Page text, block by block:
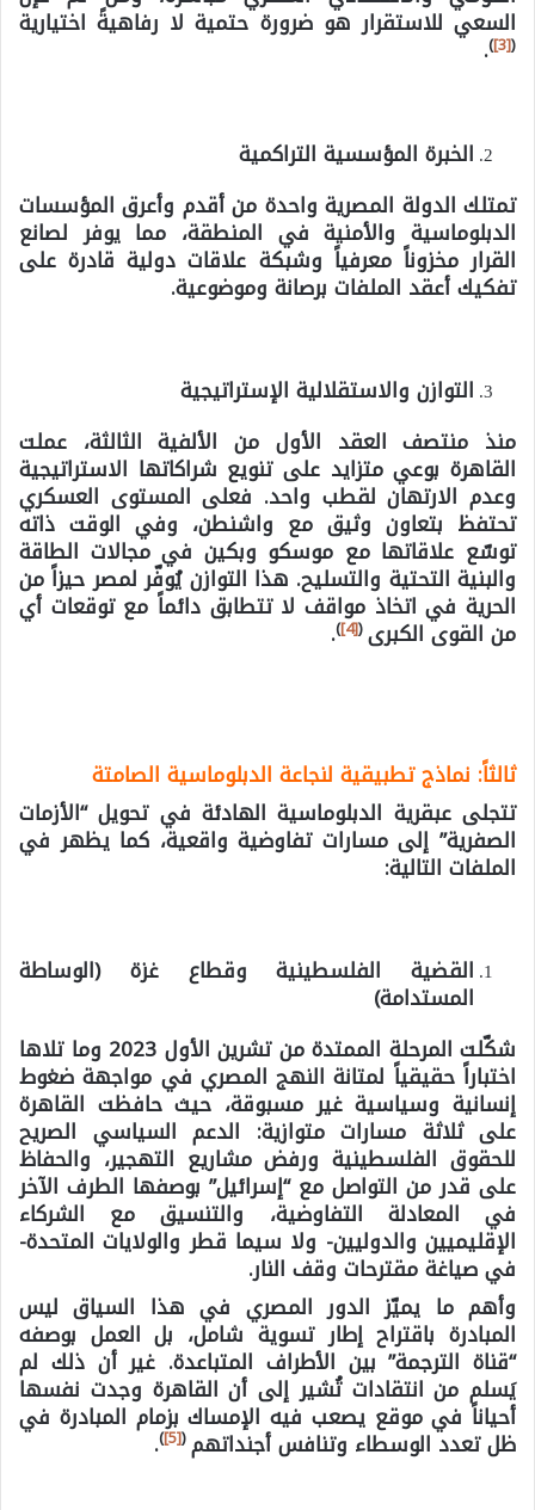
السعي للاستقرار هو ضرورة حتمية لا رفاهيةً اختيارية
(
[3]
)
.
الخبرة المؤسسية التراكمية
تمتلك الدولة المصرية واحدة من أقدم وأعرق المؤسسات
الدبلوماسية والأمنية في المنطقة، مما يوفر لصانع
القرار مخزوناً معرفياً وشبكة علاقات دولية قادرة على
تفكيك أعقد الملفات برصانة وموضوعية.
التوازن والاستقلالية الإستراتيجية
منذ منتصف العقد الأول من الألفية الثالثة، عملت
القاهرة بوعي متزايد على تنويع شراكاتها الاستراتيجية
وعدم الارتهان لقطب واحد. فعلى المستوى العسكري
تحتفظ بتعاون وثيق مع واشنطن، وفي الوقت ذاته
توسّع علاقاتها مع موسكو وبكين في مجالات الطاقة
والبنية التحتية والتسليح. هذا التوازن يُوفّر لمصر حيزاً من
الحرية في اتخاذ مواقف لا تتطابق دائماً مع توقعات أي
من القوى الكبرى(
[4]
)
.
ثالثاً: نماذج تطبيقية لنجاعة الدبلوماسية الصامتة
تتجلى عبقرية الدبلوماسية الهادئة في تحويل “الأزمات
الصفرية” إلى مسارات تفاوضية واقعية، كما يظهر في
الملفات التالية:
القضية الفلسطينية وقطاع غزة (الوساطة
المستدامة)
شكّلت المرحلة الممتدة من تشرين الأول 2023 وما تلاها
اختباراً حقيقياً لمتانة النهج المصري في مواجهة ضغوط
إنسانية وسياسية غير مسبوقة، حيث حافظت القاهرة
على ثلاثة مسارات متوازية: الدعم السياسي الصريح
للحقوق الفلسطينية ورفض مشاريع التهجير، والحفاظ
على قدر من التواصل مع “إسرائيل” بوصفها الطرف الآخر
في المعادلة التفاوضية، والتنسيق مع الشركاء
الإقليميين والدوليين- ولا سيما قطر والولايات المتحدة-
في صياغة مقترحات وقف النار.
وأهم ما يميّز الدور المصري في هذا السياق ليس
المبادرة باقتراح إطار تسوية شامل، بل العمل بوصفه
“قناة الترجمة” بين الأطراف المتباعدة. غير أن ذلك لم
يَسلم من انتقادات تُشير إلى أن القاهرة وجدت نفسها
أحياناً في موقع يصعب فيه الإمساك بزمام المبادرة في
ظل تعدد الوسطاء وتنافس أجنداتهم(
[5]
)
.